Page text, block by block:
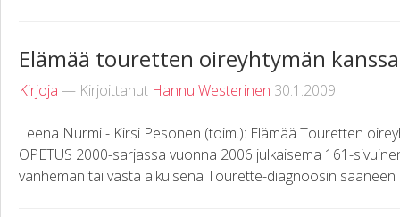
Elämää touretten oireyhtymän kanssa
Kirjoja — Kirjoittanut Hannu Westerinen 30.1.2009
Leena Nurmi - Kirsi Pesonen (toim.): Elämää Touretten
OPETUS 2000-sarjassa vuonna 2006 julkaisema 161-
vanheman tai vasta aikuisena Tourette-diagnoosin saaneen